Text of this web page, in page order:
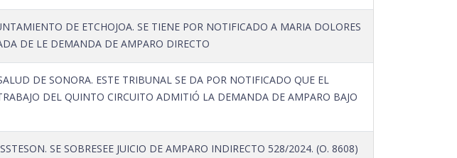
DE ETCHOJOA. SE TIENE POR NOTIFICADO A MARIA DOLORES
DE LE DEMANDA DE AMPARO DIRECTO
DE SONORA. ESTE TRIBUNAL SE DA POR NOTIFICADO QUE EL
DEL QUINTO CIRCUITO ADMITIÓ LA DEMANDA DE AMPARO BAJO
SE SOBRESEE JUICIO DE AMPARO INDIRECTO 528/2024. (O. 8608)